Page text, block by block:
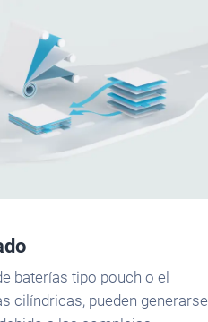
baterías tipo pouch o el
cilíndricas, pueden generarse